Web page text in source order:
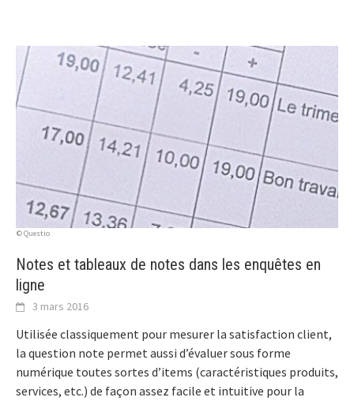
© Questio
Notes et tableaux de notes dans les enquêtes en
ligne
3 mars 2016
Utilisée classiquement pour mesurer la satisfaction client,
la question note permet aussi d’évaluer sous forme
numérique toutes sortes d’items (caractéristiques produits,
services, etc.) de façon assez facile et intuitive pour la